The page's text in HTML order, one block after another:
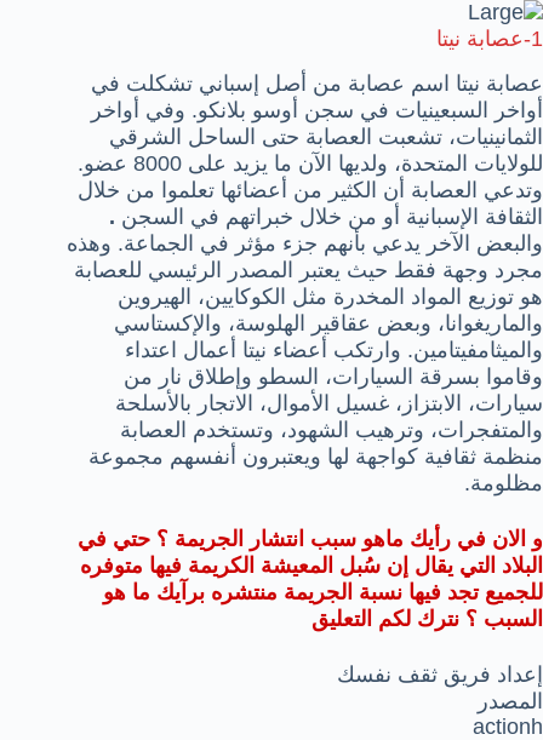
1- عصابة نيتا
عصابة نيتا اسم عصابة من أصل إسباني تشكلت في
أواخر السبعينيات في سجن أوسو بلانكو. وفي أواخر
الثمانينيات، تشعبت العصابة حتى الساحل الشرقي
للولايات المتحدة، ولديها الآن ما يزيد على 8000 عضو.
وتدعي العصابة أن الكثير من أعضائها تعلموا من خلال
الثقافة الإسبانية أو من خلال خبراتهم في السجن .
والبعض الآخر يدعي بأنهم جزء مؤثر في الجماعة. وهذه
مجرد وجهة فقط حيث يعتبر المصدر الرئيسي للعصابة
هو توزيع المواد المخدرة مثل الكوكايين، الهيروين
والماريغوانا، وبعض عقاقير الهلوسة، والإكستاسي
والميثامفيتامين. وارتكب أعضاء نيتا أعمال اعتداء
وقاموا بسرقة السيارات، السطو وإطلاق نار من
سيارات، الابتزاز، غسيل الأموال، الاتجار بالأسلحة
والمتفجرات، وترهيب الشهود، وتستخدم العصابة
منظمة ثقافية كواجهة لها ويعتبرون أنفسهم مجموعة
مظلومة.
و الان في رأيك ماهو سبب انتشار الجريمة ؟ حتي في
البلاد التي يقال إن سُبل المعيشة الكريمة فيها متوفره
للجميع تجد فيها نسبة الجريمة منتشره برآيك ما هو
السبب ؟ نترك لكم التعليق
إعداد فريق ثقف نفسك
المصدر
actionh